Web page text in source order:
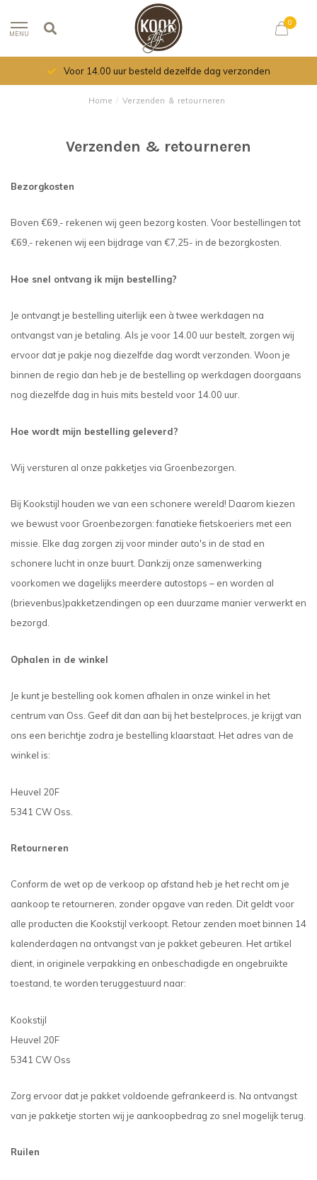
MENU
0
Voor 14.00 uur besteld dezelfde dag verzonden
Home / Verzenden & retourneren
Verzenden & retourneren
Bezorgkosten
Boven €69,- rekenen wij geen bezorg kosten. Voor bestellingen tot
€69,- rekenen wij een bijdrage van €7,25- in de bezorgkosten.
Hoe snel ontvang ik mijn bestelling?
Je ontvangt je bestelling uiterlijk een à twee werkdagen na
ontvangst van je betaling. Als je voor 14.00 uur bestelt, zorgen wij
ervoor dat je pakje nog diezelfde dag wordt verzonden. Woon je
binnen de regio dan heb je de bestelling op werkdagen doorgaans
nog diezelfde dag in huis mits besteld voor 14.00 uur.
Hoe wordt mijn bestelling geleverd?
Wij versturen al onze pakketjes via Groenbezorgen.
Bij Kookstijl houden we van een schonere wereld! Daarom kiezen
we bewust voor Groenbezorgen: fanatieke fietskoeriers met een
missie. Elke dag zorgen zij voor minder auto's in de stad en
schonere lucht in onze buurt. Dankzij onze samenwerking
voorkomen we dagelijks meerdere autostops – en worden al
(brievenbus)pakketzendingen op een duurzame manier verwerkt en
bezorgd.
Ophalen in de winkel
Je kunt je bestelling ook komen afhalen in onze winkel in het
centrum van Oss. Geef dit dan aan bij het bestelproces, je krijgt van
ons een berichtje zodra je bestelling klaarstaat. Het adres van de
winkel is:
Heuvel 20F
5341 CW Oss.
Retourneren
Conform de wet op de verkoop op afstand heb je het recht om je
aankoop te retourneren, zonder opgave van reden. Dit geldt voor
alle producten die Kookstijl verkoopt. Retour zenden moet binnen 14
kalenderdagen na ontvangst van je pakket gebeuren. Het artikel
dient, in originele verpakking en onbeschadigde en ongebruikte
toestand, te worden teruggestuurd naar:
Kookstijl
Heuvel 20F
5341 CW Oss
Zorg ervoor dat je pakket voldoende gefrankeerd is. Na ontvangst
van je pakketje storten wij je aankoopbedrag zo snel mogelijk terug.
Ruilen